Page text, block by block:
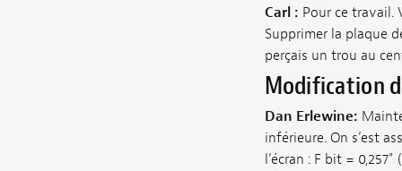
Carl : Pour ce travail.
Supprimer la plaque
perçais un trou au
Modification
Dan Erlewine:
inférieure. On s’est
l’écran : F bit =